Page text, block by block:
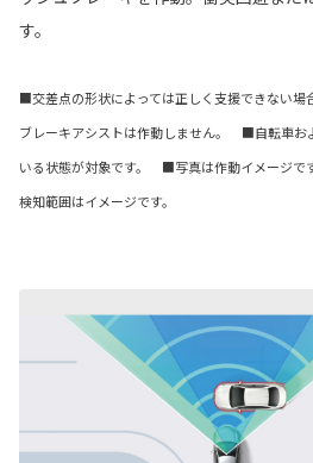
す。
■交差点の形状によっては正しく支援できない
ブレーキアシストは作動しません。 ■自転車お
いる状態が対象です。 ■写真は作動イメージ
検知範囲はイメージです。